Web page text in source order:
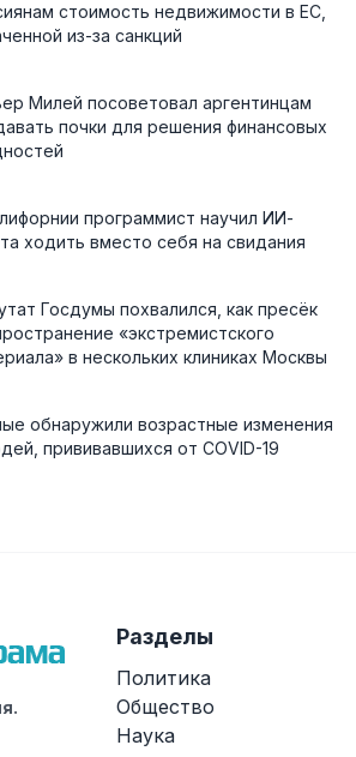
стоимость недвижимости в ЕС,
из-за санкций
Милей посоветовал аргентинцам
почки для решения финансовых
программист научил ИИ-
ходить вместо себя на свидания
Госдумы похвалился, как пресёк
«экстремистского
в нескольких клиниках Москвы
обнаружили возрастные изменения
прививавшихся от COVID-19
Разделы
Политика
Общество
Наука